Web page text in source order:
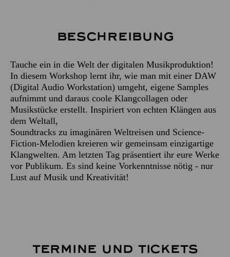
Beschreibung
Tauche ein in die Welt der digitalen Musikproduktion!
In diesem Workshop lernt ihr, wie man mit einer DAW
(Digital Audio Workstation) umgeht, eigene Samples
aufnimmt und daraus coole Klangcollagen oder
Musikstücke erstellt. Inspiriert von echten Klängen aus
dem Weltall,
Soundtracks zu imaginären Weltreisen und Science-
Fiction-Melodien kreieren wir gemeinsam einzigartige
Klangwelten. Am letzten Tag präsentiert ihr eure Werke
vor Publikum. Es sind keine Vorkenntnisse nötig - nur
Lust auf Musik und Kreativität!
TERMINE UND TICKETS